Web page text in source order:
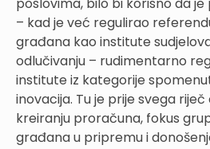
– kad je već regulirao
građana kao institute
odlučivanju – rudimentarno
institute iz kategorije
inovacija. Tu je prije svega
kreiranju proračuna, fokus
građana u pripremu i